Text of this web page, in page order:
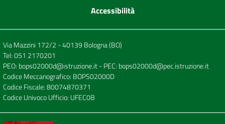
Accessibilità
Via Mazzini 172/2 - 40139 Bologna (BO)
Tel:051 2170201
PEO: bops02000d@istruzione.it- PEC: bops02000d@pec.istruzione.it
Codice Meccanografico: BOPS02000D
Codice Fiscale: 80074870371
Codice Univoco Ufficio: UFEC0B